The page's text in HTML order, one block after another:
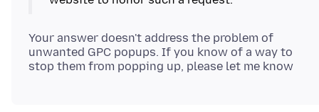
Your answer doesn't address the problem of
unwanted GPC popups. If you know of a way to